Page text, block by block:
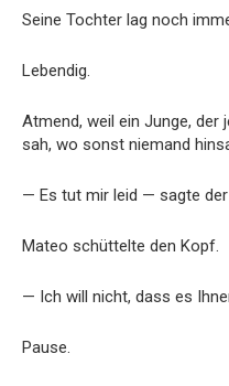
Seine Tochter lag noch
Lebendig.
Atmend, weil ein Junge, der
sah, wo sonst niemand
— Es tut mir leid — sagte
Mateo schüttelte den Kopf.
— Ich will nicht, dass es
Pause.